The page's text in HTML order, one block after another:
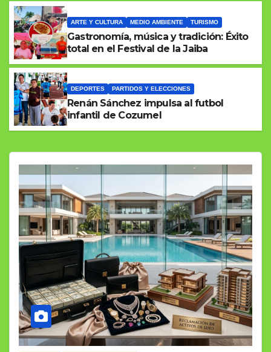
ARTE Y CULTURA MEDIO AMBIENTE TURISMO
Gastronomía, música y tradición: Éxito
total en el Festival de la Jaiba
DEPORTES PARTIDOS Y ELECCIONES
Renán Sánchez impulsa al futbol
infantil de Cozumel